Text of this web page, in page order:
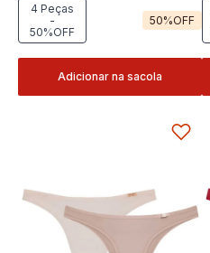
4 Peças
-
50%OFF
50%OFF
Adicionar na sacola